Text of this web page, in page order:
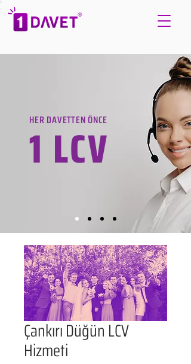
HER DAVETTEN ÖNCE
1 LCV
Çankırı Düğün LCV
Hizmeti